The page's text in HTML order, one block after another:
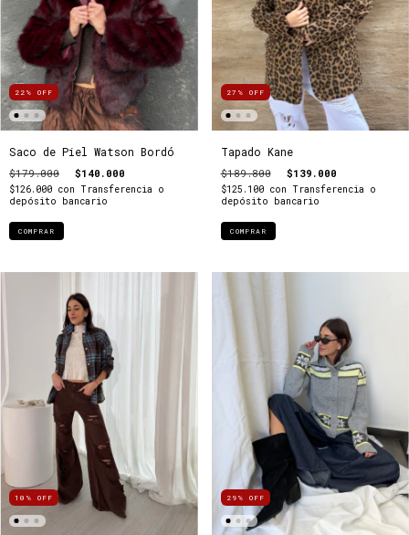
22 % OFF
Saco de Piel Watson Bordó
$179.000 $140.000
$126.000 con Transferencia o
depósito bancario
COMPRAR
27 % OFF
Tapado Kane
$189.800 $139.000
$125.100 con Transferencia o
depósito bancario
COMPRAR
10 % OFF 29 % OFF